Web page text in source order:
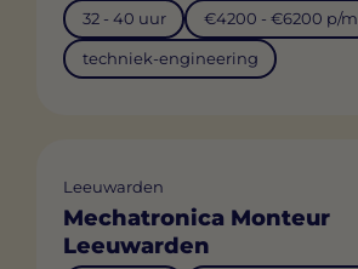
32 - 40 uur €4200 - €6200 p/m
techniek-engineering
Leeuwarden
Mechatronica Monteur
Leeuwarden